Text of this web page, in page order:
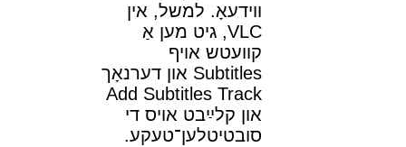
װידעאָ. למשל, אין
VLC, גיט מען אַ
קװעטש אױף
Subtitles און דערנאָך
Add Subtitles Track
און קלײַבט אױס די
סובטיטלען־טעקע.